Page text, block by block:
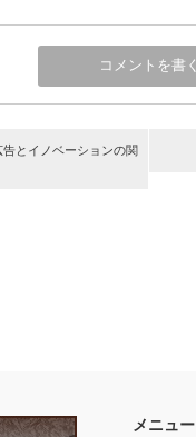
とイノベーションの関
メニュー